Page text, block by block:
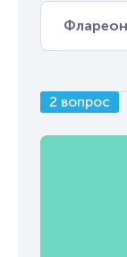
Флареон
2 вопрос